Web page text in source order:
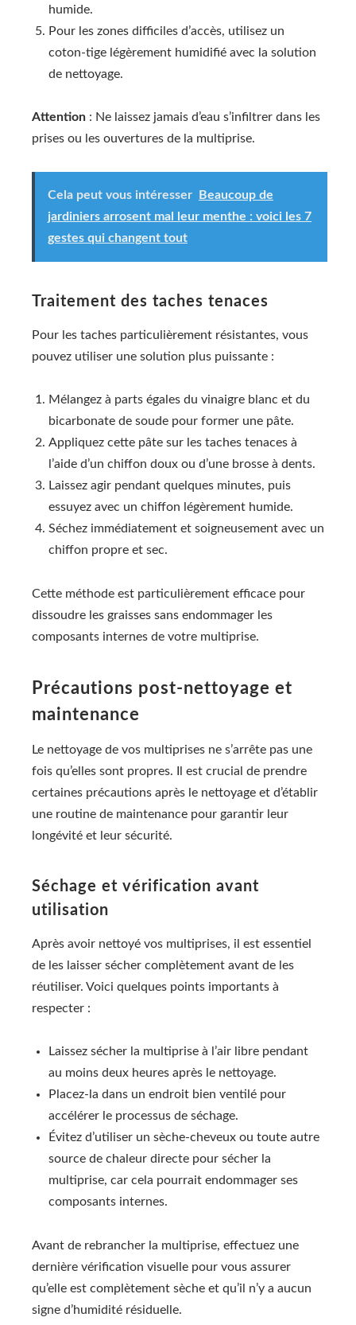
humide.
Pour les zones difficiles d’accès, utilisez un
coton-tige légèrement humidifié avec la solution
de nettoyage.
Attention : Ne laissez jamais d’eau s’infiltrer dans les
prises ou les ouvertures de la multiprise.
Cela peut vous intéresser
Beaucoup de
jardiniers arrosent mal leur menthe : voici les 7
gestes qui changent tout
Traitement des taches tenaces
Pour les taches particulièrement résistantes, vous
pouvez utiliser une solution plus puissante :
Mélangez à parts égales du vinaigre blanc et du
bicarbonate de soude pour former une pâte.
Appliquez cette pâte sur les taches tenaces à
l’aide d’un chiffon doux ou d’une brosse à dents.
Laissez agir pendant quelques minutes, puis
essuyez avec un chiffon légèrement humide.
Séchez immédiatement et soigneusement avec un
chiffon propre et sec.
Cette méthode est particulièrement efficace pour
dissoudre les graisses sans endommager les
composants internes de votre multiprise.
Précautions post-nettoyage et
maintenance
Le nettoyage de vos multiprises ne s’arrête pas une
fois qu’elles sont propres. Il est crucial de prendre
certaines précautions après le nettoyage et d’établir
une routine de maintenance pour garantir leur
longévité et leur sécurité.
Séchage et vérification avant
utilisation
Après avoir nettoyé vos multiprises, il est essentiel
de les laisser sécher complètement avant de les
réutiliser. Voici quelques points importants à
respecter :
Laissez sécher la multiprise à l’air libre pendant
au moins deux heures après le nettoyage.
Placez-la dans un endroit bien ventilé pour
accélérer le processus de séchage.
Évitez d’utiliser un sèche-cheveux ou toute autre
source de chaleur directe pour sécher la
multiprise, car cela pourrait endommager ses
composants internes.
Avant de rebrancher la multiprise, effectuez une
dernière vérification visuelle pour vous assurer
qu’elle est complètement sèche et qu’il n’y a aucun
signe d’humidité résiduelle.